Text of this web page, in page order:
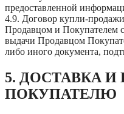
предоставленной
4.9. Договор купли-
Продавцом и Покупателем
выдачи Продавцом
либо иного документа,
5. ДОСТАВКА И
ПОКУПАТЕЛЮ